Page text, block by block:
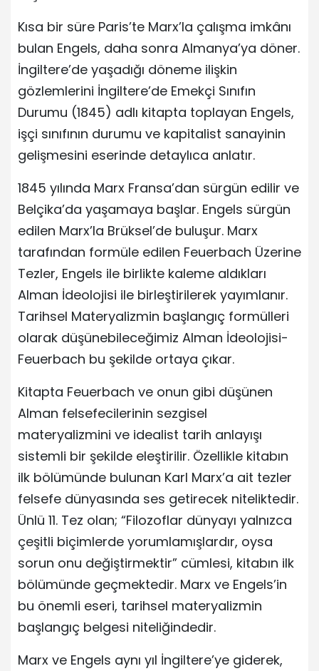
Kısa bir süre Paris’te Marx’la çalışma imkânı
bulan Engels, daha sonra Almanya’ya döner.
İngiltere’de yaşadığı döneme ilişkin
gözlemlerini İngiltere’de Emekçi Sınıfın
Durumu (1845) adlı kitapta toplayan Engels,
işçi sınıfının durumu ve kapitalist sanayinin
gelişmesini eserinde detaylıca anlatır.
1845 yılında Marx Fransa’dan sürgün edilir ve
Belçika’da yaşamaya başlar. Engels sürgün
edilen Marx’la Brüksel’de buluşur. Marx
tarafından formüle edilen Feuerbach Üzerine
Tezler, Engels ile birlikte kaleme aldıkları
Alman İdeolojisi ile birleştirilerek yayımlanır.
Tarihsel Materyalizmin başlangıç formülleri
olarak düşünebileceğimiz Alman İdeolojisi-
Feuerbach bu şekilde ortaya çıkar.
Kitapta Feuerbach ve onun gibi düşünen
Alman felsefecilerinin sezgisel
materyalizmini ve idealist tarih anlayışı
sistemli bir şekilde eleştirilir. Özellikle kitabın
ilk bölümünde bulunan Karl Marx’a ait tezler
felsefe dünyasında ses getirecek niteliktedir.
Ünlü 11. Tez olan; “Filozoflar dünyayı yalnızca
çeşitli biçimlerde yorumlamışlardır, oysa
sorun onu değiştirmektir” cümlesi, kitabın ilk
bölümünde geçmektedir. Marx ve Engels’in
bu önemli eseri, tarihsel materyalizmin
başlangıç belgesi niteliğindedir.
Marx ve Engels aynı yıl İngiltere’ye giderek,